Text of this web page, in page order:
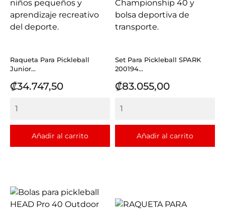
Raqueta Para Pickleball
Junior...
Precio
₡34.747,50
Añadir al carrito
Set Para Pickleball SPARK
200194...
Precio
₡83.055,00
Añadir al carrito